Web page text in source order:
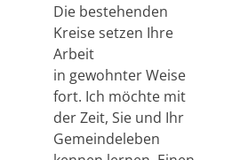
Die bestehenden
Kreise setzen Ihre
Arbeit
in gewohnter Weise
fort. Ich möchte mit
der Zeit, Sie und Ihr
Gemeindeleben